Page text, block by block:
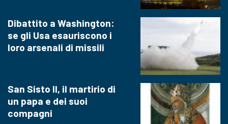
Dibattito a Washington:
se gli Usa esauriscono i
loro arsenali di missili
San Sisto II, il martirio di
un papa e dei suoi
compagni